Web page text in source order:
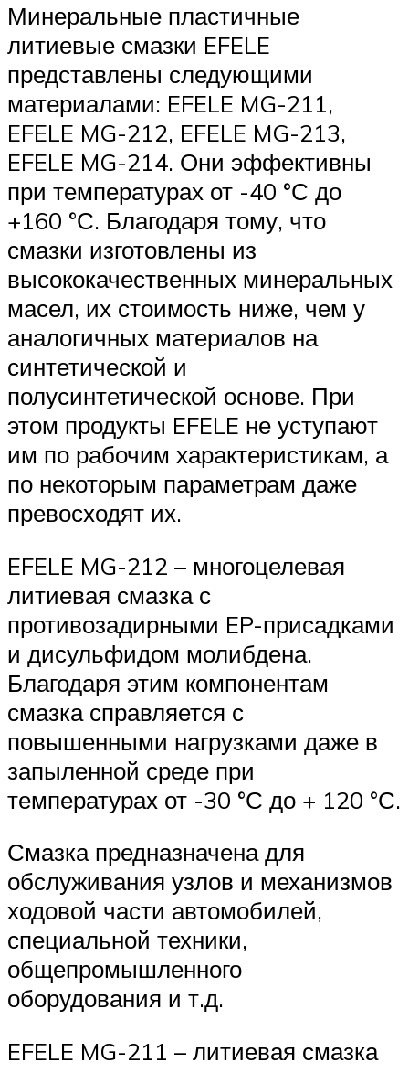
Минеральные пластичные
литиевые смазки EFELE
представлены следующими
материалами: EFELE MG-211,
EFELE MG-212, EFELE MG-213,
EFELE MG-214. Они эффективны
при температурах от -40 °С до
+160 °С. Благодаря тому, что
смазки изготовлены из
высококачественных минеральных
масел, их стоимость ниже, чем у
аналогичных материалов на
синтетической и
полусинтетической основе. При
этом продукты EFELE не уступают
им по рабочим характеристикам, а
по некоторым параметрам даже
превосходят их.
EFELE MG-212 – многоцелевая
литиевая смазка с
противозадирными EP-присадками
и дисульфидом молибдена.
Благодаря этим компонентам
смазка справляется с
повышенными нагрузками даже в
запыленной среде при
температурах от -30 °С до + 120 °С.
Смазка предназначена для
обслуживания узлов и механизмов
ходовой части автомобилей,
специальной техники,
общепромышленного
оборудования и т.д.
EFELE MG-211 – литиевая смазка